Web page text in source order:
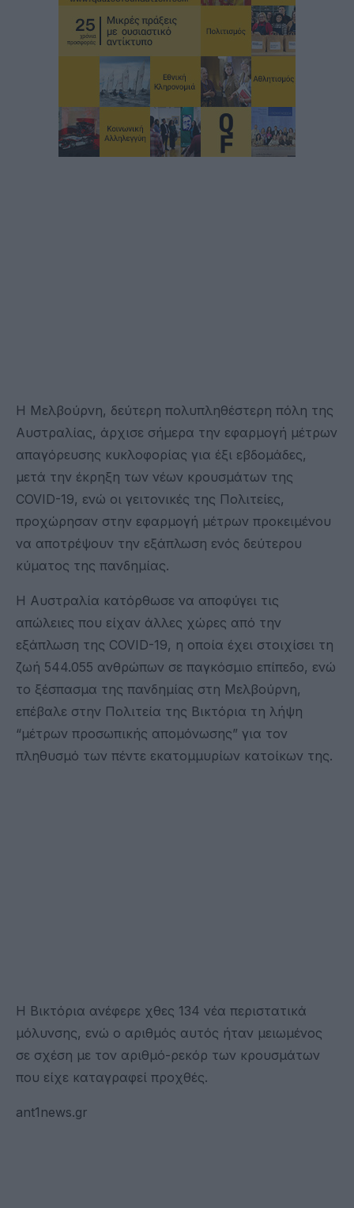
Η Μελβούρνη, δεύτερη πολυπληθέστερη πόλη της
Αυστραλίας, άρχισε σήμερα την εφαρμογή μέτρων
απαγόρευσης κυκλοφορίας για έξι εβδομάδες,
μετά την έκρηξη των νέων κρουσμάτων της
COVID-19, ενώ οι γειτονικές της Πολιτείες,
προχώρησαν στην εφαρμογή μέτρων προκειμένου
να αποτρέψουν την εξάπλωση ενός δεύτερου
κύματος της πανδημίας.
Η Αυστραλία κατόρθωσε να αποφύγει τις
απώλειες που είχαν άλλες χώρες από την
εξάπλωση της COVID-19, η οποία έχει στοιχίσει τη
ζωή 544.055 ανθρώπων σε παγκόσμιο επίπεδο, ενώ
το ξέσπασμα της πανδημίας στη Μελβούρνη,
επέβαλε στην Πολιτεία της Βικτόρια τη λήψη
“μέτρων προσωπικής απομόνωσης” για τον
πληθυσμό των πέντε εκατομμυρίων κατοίκων της.
Η Βικτόρια ανέφερε χθες 134 νέα περιστατικά
μόλυνσης, ενώ ο αριθμός αυτός ήταν μειωμένος
σε σχέση με τον αριθμό-ρεκόρ των κρουσμάτων
που είχε καταγραφεί προχθές.
ant1news.gr